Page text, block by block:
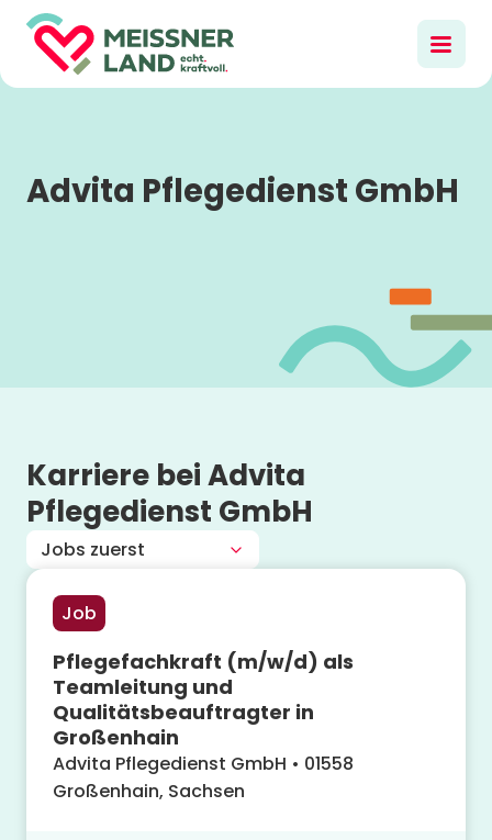
Advita Pflegedienst GmbH
Karriere beiAdvita
Pflegedienst GmbH
Job
Pflegefachkraft (m/w/d) als
Teamleitung und
Qualitätsbeauftragter in
Großenhain
Advita Pflegedienst GmbH • 01558
Großenhain, Sachsen